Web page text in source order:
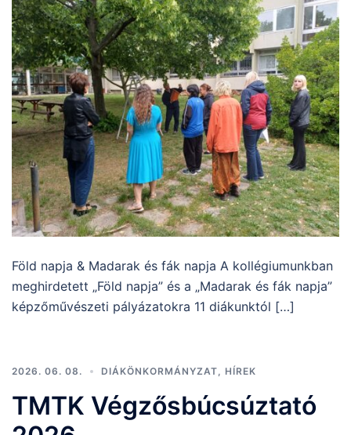
Föld napja & Madarak és fák napja A kollégiumunkban
meghirdetett „Föld napja” és a „Madarak és fák napja”
képzőművészeti pályázatokra 11 diákunktól […]
2026. 06. 08. DIÁKÖNKORMÁNYZAT HÍREK
TMTK Végzősbúcsúztató